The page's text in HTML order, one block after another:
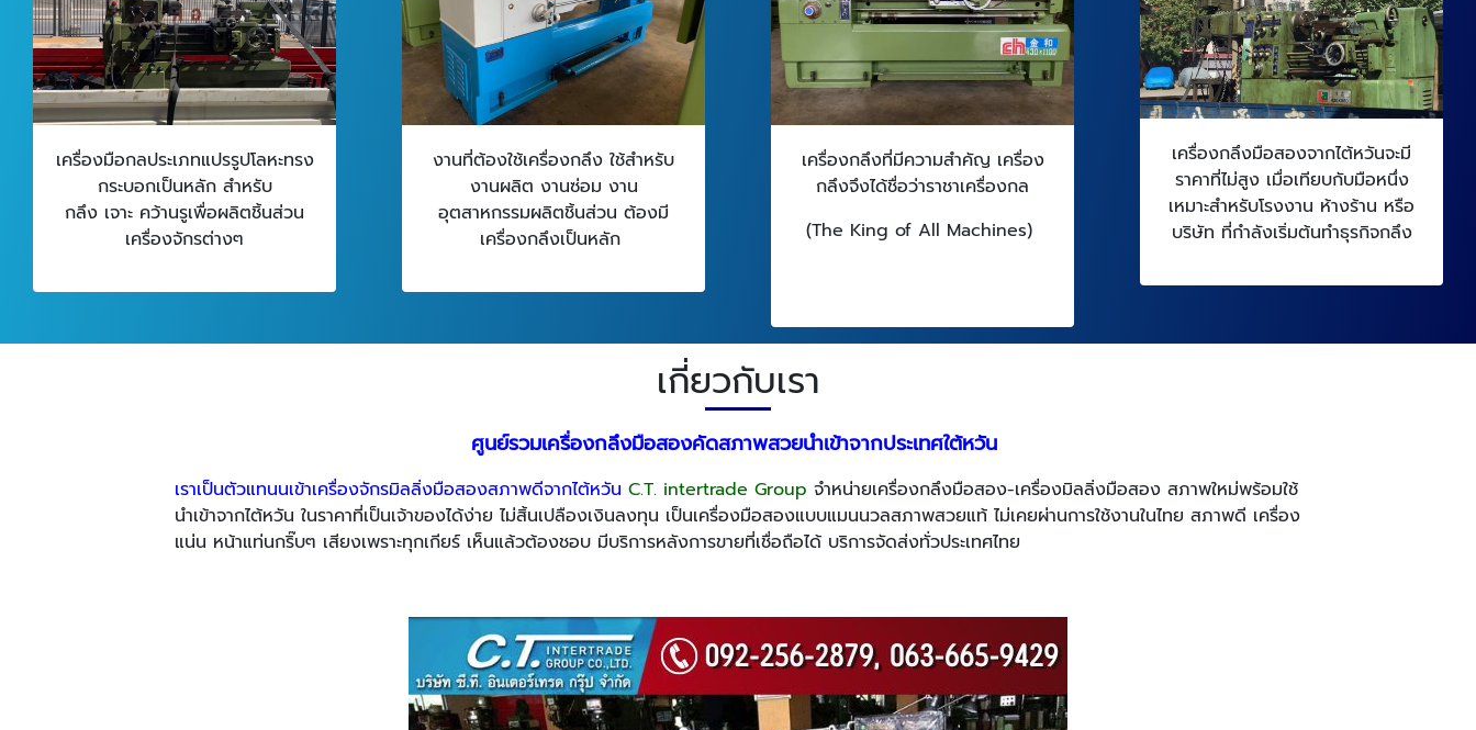
เครื่องมือกลประเภทแปรรูปโลหะทรง
กระบอกเป็นหลัก สำหรับ
กลึง เจาะ คว้านรูเพื่อผลิตชิ้นส่วน
เครื่องจักรต่างๆ
งานที่ต้องใช้เครื่องกลึง ใช้สำหรับ
งานผลิต งานซ่อม งาน
อุตสาหกรรมผลิตชิ้นส่วน ต้องมี
เครื่องกลึงเป็นหลัก
เครื่องกลึงที่มีความสำคัญ เครื่อง
กลึงจึงได้ชื่อว่าราชาเครื่องกล
(The King of All Machines)
เครื่องกลึงมือสองจากไต้หวันจะมี
ราคาที่ไม่สูง เมื่อเทียบกับมือหนึ่ง
เหมาะสำหรับโรงงาน ห้างร้าน หรือ
บริษัท ที่กำลังเริ่มต้นทำธุรกิจกลึง
เกี่ยวกับเรา
ศูนย์รวมเครื่องกลึงมือสองคัดสภาพสวยนำเข้าจากประเทศใต้หวัน
เราเป็นตัวแทนนเข้าเครื่องจักรมิลลิ่งมือสองสภาพดีจากไต้หวัน C.T. intertrade Group จำหน่ายเครื่องกลึงมือสอง-เครื่องมิลลิ่งมือสอง สภาพใหม่พร้อมใช้
นำเข้าจากไต้หวัน ในราคาที่เป็นเจ้าของได้ง่าย ไม่สิ้นเปลืองเงินลงทุน เป็นเครื่องมือสองแบบแมนนวลสภาพสวยแท้ ไม่เคยผ่านการใช้งานในไทย สภาพดี เครื่อง
แน่น หน้าแท่นกริ๊บๆ เสียงเพราะทุกเกียร์ เห็นแล้วต้องชอบ มีบริการหลังการขายที่เชื่อถือได้ บริการจัดส่งทั่วประเทศไทย